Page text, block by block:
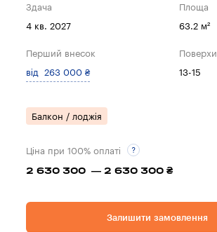
Здача
4 кв. 2027
Площа
63.2 м²
Перший внесок
від 263 000 ₴
Поверхи
13-15
Балкон / лоджія
Ціна при 100% оплаті
2 630 300 — 2 630 300 ₴
Залишити замовлення